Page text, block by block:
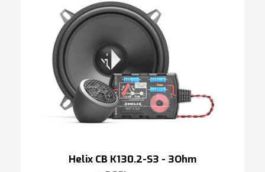
Helix CB K130.2-S3 - 3Ohm